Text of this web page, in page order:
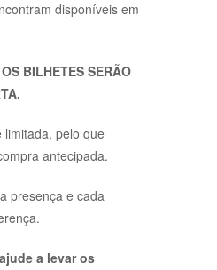
disponíveis em
BILHETES SERÃO
pelo que
antecipada.
presença e cada
a levar os